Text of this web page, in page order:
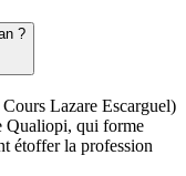
?
Lazare Escarguel)
Qualiopi, qui forme
étoffer la profession